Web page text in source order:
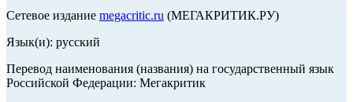
Сетевое издание megacritic.ru (МЕГАКРИТИК.РУ)
Язык(и): русский
Перевод наименования (названия) на государственный язык
Российской Федерации: Мегакритик